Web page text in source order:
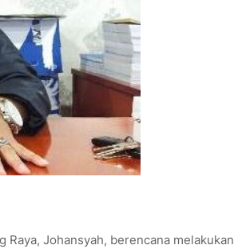
Raya, Johansyah, berencana melakukan